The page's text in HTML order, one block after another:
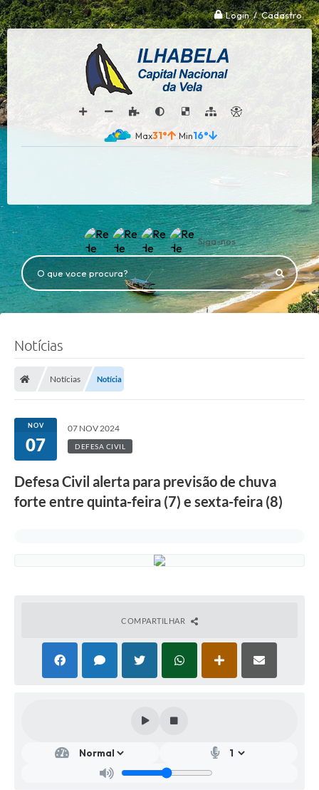
Login / Cadastro
31° 16°
Siga-nos
O que voce procura?
Notícias
Notícias Notícia
NOV
07
07 NOV 2024
DEFESA CIVIL
Defesa Civil alerta para previsão de chuva
forte entre quinta-feira (7) e sexta-feira (8)
COMPARTILHAR